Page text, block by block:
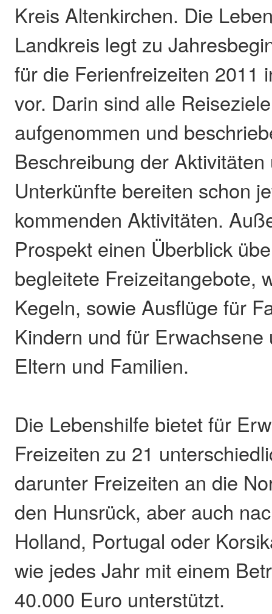
Kreis Altenkirchen. Die
Landkreis legt zu
für die Ferienfreizeiten 2011
vor. Darin sind alle
aufgenommen und
Beschreibung der
Unterkünfte bereiten schon
kommenden Aktivitäten.
Prospekt einen Überblick
begleitete Freizeitangebote,
Kegeln, sowie Ausflüge für
Kindern und für Erwachsene
Eltern und Familien.
Die Lebenshilfe bietet für
Freizeiten zu 21
darunter Freizeiten an die
den Hunsrück, aber auch
Holland, Portugal oder
wie jedes Jahr mit einem
40.000 Euro unterstützt.